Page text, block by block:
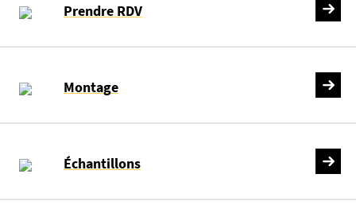
Prendre RDV
Montage
Échantillons